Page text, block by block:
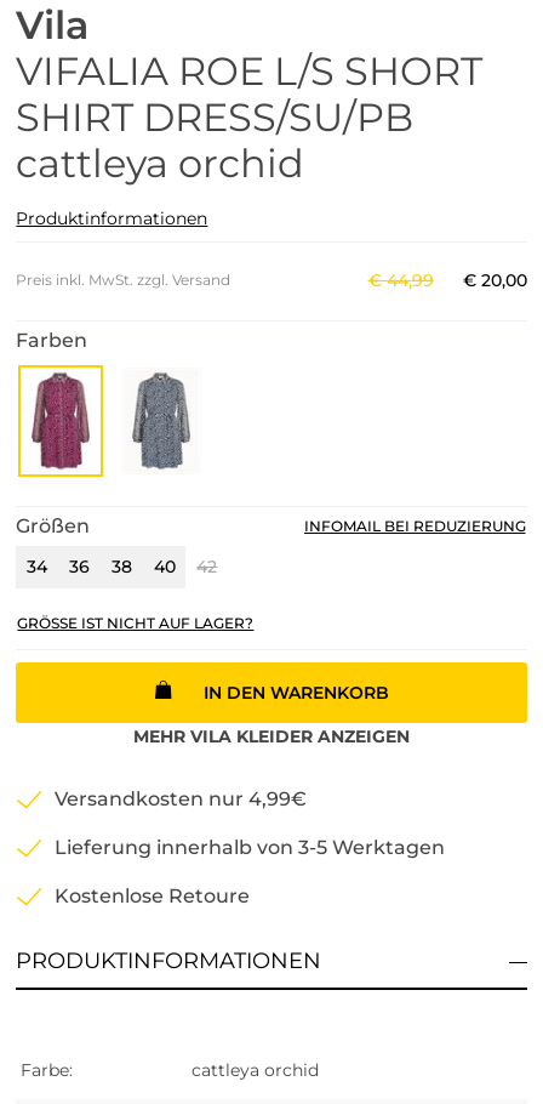
Vila
VIFALIA ROE L/S SHORT
SHIRT DRESS/SU/PB
cattleya orchid
Produktinformationen
Preis inkl. MwSt. zzgl. Versand €44,99 € 20,00
Farben
Größen
34 36 38 40 42
INFOMAIL BEI REDUZIERUNG
GRÖSSE IST NICHT AUF LAGER?
IN DEN WARENKORB
MEHR VILA KLEIDER ANZEIGEN
Versandkosten nur 4,99€
Lieferung innerhalb von 3-5 Werktagen
Kostenlose Retoure
PRODUKTINFORMATIONEN
Farbe: cattleya orchid